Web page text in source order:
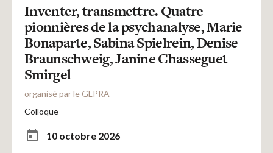
Inventer, transmettre. Quatre
pionnières de la psychanalyse, Marie
Bonaparte, Sabina Spielrein, Denise
Braunschweig, Janine Chasseguet-
Smirgel
organisé par le GLPRA
Colloque
10 octobre 2026